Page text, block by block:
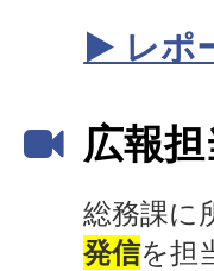
▶ レポ
広報
総務課に
発信を担